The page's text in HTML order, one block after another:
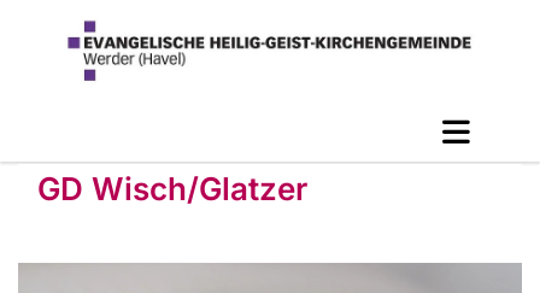
GD Wisch/Glatzer